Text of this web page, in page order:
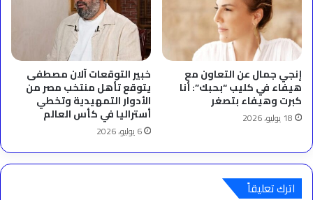
إنجي جمال عن التعاون مع
هيفاء في كليب “بحبك”: أنا
كبرت وهيفاء بتصغر
18 يوليو، 2026
خبير التوقعات آلان مصطفى
يتوقع تأهل منتخب مصر من
الأدوار التمهيدية وتخطي
أستراليا في كأس العالم
6 يوليو، 2026
اترك تعليقاً